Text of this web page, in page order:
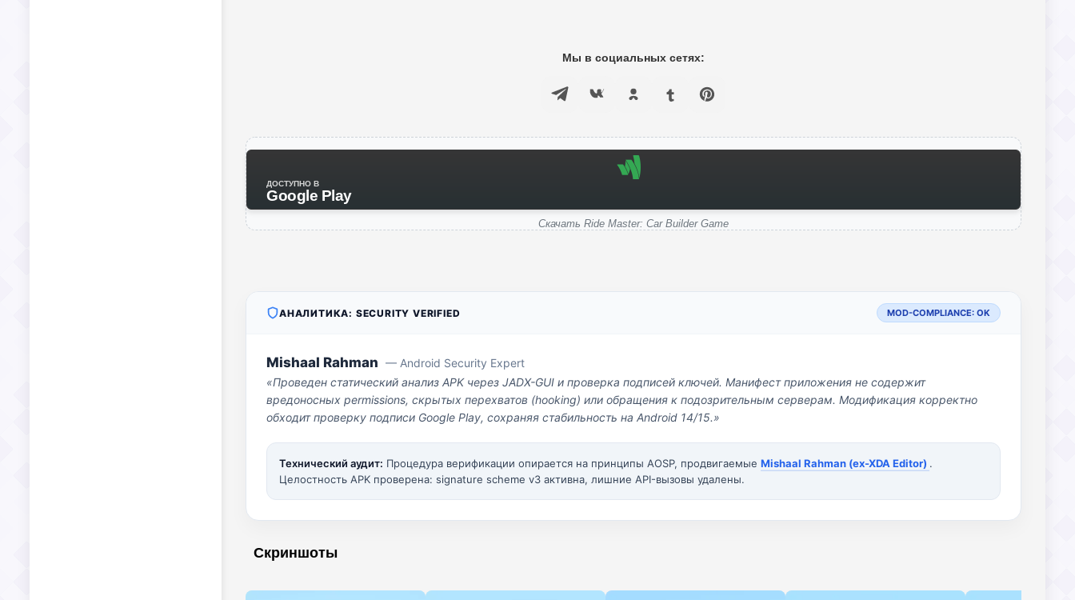
Мы в социальных сетях:
ДОСТУПНО В
Google Play
Скачать Ride Master: Car Builder Game
АНАЛИТИКА: SECURITY VERIFIED MOD-COMPLIANCE: OK
Mishaal Rahman — Android Security Expert
«Проведен статический анализ APK через JADX-GUI и проверка подписей ключей. Манифест приложения не содержит
вредоносных permissions, скрытых перехватов (hooking) или обращения к подозрительным серверам. Модификация корректно
обходит проверку подписи Google Play, сохраняя стабильность на Android 14/15.»
Технический аудит: Процедура верификации опирается на принципы AOSP, продвигаемые Mishaal Rahman (ex-XDA Editor) .
Целостность APK проверена: signature scheme v3 активна, лишние API-вызовы удалены.
Скриншоты